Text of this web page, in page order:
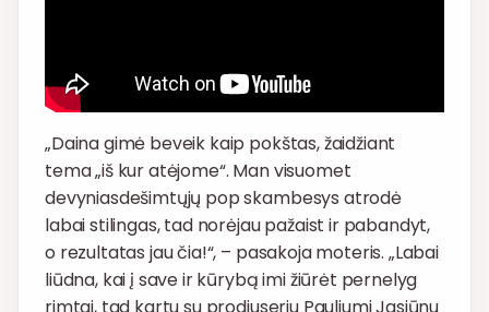
„Daina gimė beveik kaip pokštas, žaidžiant
tema „iš kur atėjome“. Man visuomet
devyniasdešimtųjų pop skambesys atrodė
labai stilingas, tad norėjau pažaist ir pabandyt,
o rezultatas jau čia!“, – pasakoja moteris. „Labai
liūdna, kai į save ir kūrybą imi žiūrėt pernelyg